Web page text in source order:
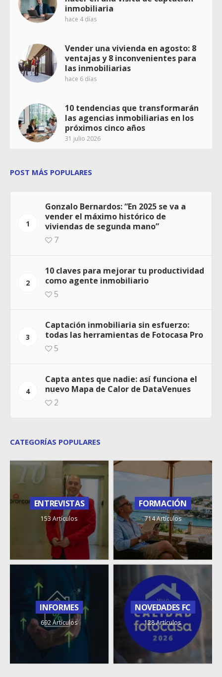
inmobiliaria
hace 4 días
Vender una vivienda en agosto: 8
ventajas y 8 inconvenientes para
las inmobiliarias
hace 6 días
10 tendencias que transformarán
las agencias inmobiliarias en los
próximos cinco años
31 julio 2026
POST MÁS POPULARES
1
Gonzalo Bernardos: “En 2025 se va a
vender el máximo histórico de
viviendas de segunda mano”
7
2
10 claves para mejorar tu productividad
como agente inmobiliario
5
3
Captación inmobiliaria sin esfuerzo:
todas las herramientas de Fotocasa Pro
5
4
Capta antes que nadie: así funciona el
nuevo Mapa de Calor de DataVenues
2
CATEGORÍAS POPULARES
ENTREVISTAS
153 Artículos
FORMACIÓN
714 Artículos
INFORMES
692 Artículos
NOVEDADES FC
128 Artículos